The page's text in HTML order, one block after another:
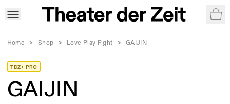
Home > Shop > Love Play Fight > GAIJIN
TDZ+ PRO
GAIJIN